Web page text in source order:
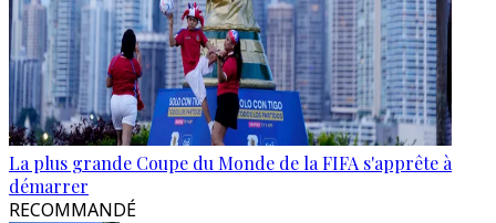
La plus grande Coupe du Monde de la FIFA s'apprête à
démarrer
RECOMMANDÉ